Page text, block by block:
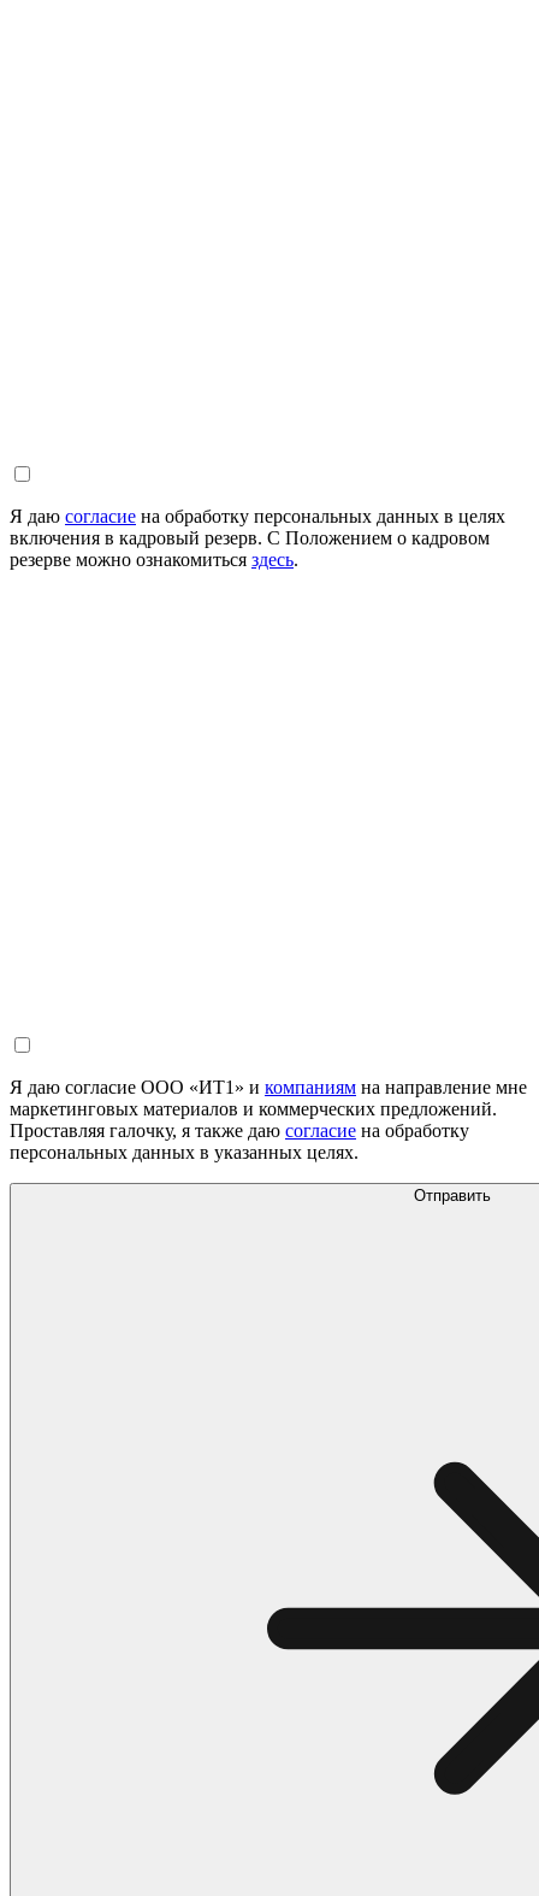
Я даю согласие на обработку персональных данных в целях
включения в кадровый резерв. С Положением о кадровом
резерве можно ознакомиться здесь.
Я даю согласие ООО «ИТ1» и компаниям на направление мне
маркетинговых материалов и коммерческих предложений.
Проставляя галочку, я также даю согласие на обработку
персональных данных в указанных целях.
Отправить